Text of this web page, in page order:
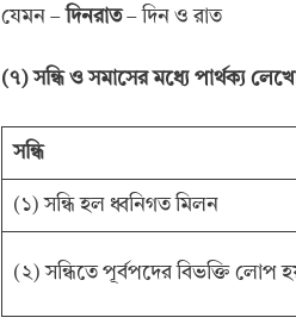
যেমন –দিনরাত– দিন ও রাত
(৭) সন্ধি ও সমাসের মধ্যে পার্থক্য
সন্ধি
(১) সন্ধি হল ধ্বনিগত মিলন
(২) সন্ধিতে পূর্বপদের বিভক্তি লোপ